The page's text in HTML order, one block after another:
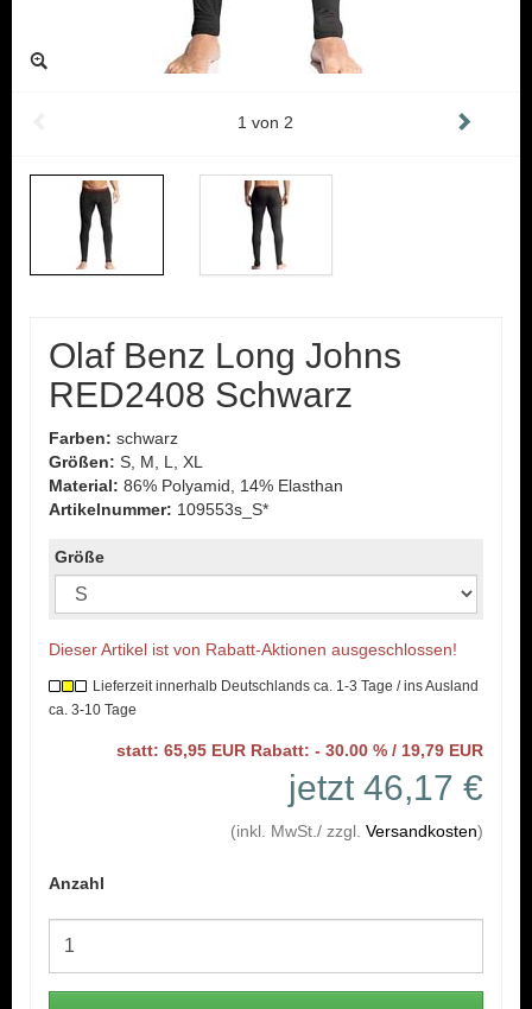
1 von 2
Olaf Benz Long Johns
RED2408 Schwarz
Farben: schwarz
Größen: S, M, L, XL
Material: 86% Polyamid, 14% Elasthan
Artikelnummer: 109553s_S*
Größe
Dieser Artikel ist von Rabatt-Aktionen ausgeschlossen!
Lieferzeit innerhalb Deutschlands ca. 1-3 Tage / ins Ausland
ca. 3-10 Tage
statt: 65,95 EUR Rabatt: - 30.00 % / 19,79 EUR
jetzt 46,17 €
(inkl. MwSt./ zzgl. Versandkosten)
Anzahl